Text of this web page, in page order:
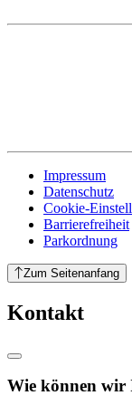
Impressum
Datenschutz
Cookie-
Barrierefreiheit
Parkordnung
Zum Seitenanfang
Kontakt
Wie können wir